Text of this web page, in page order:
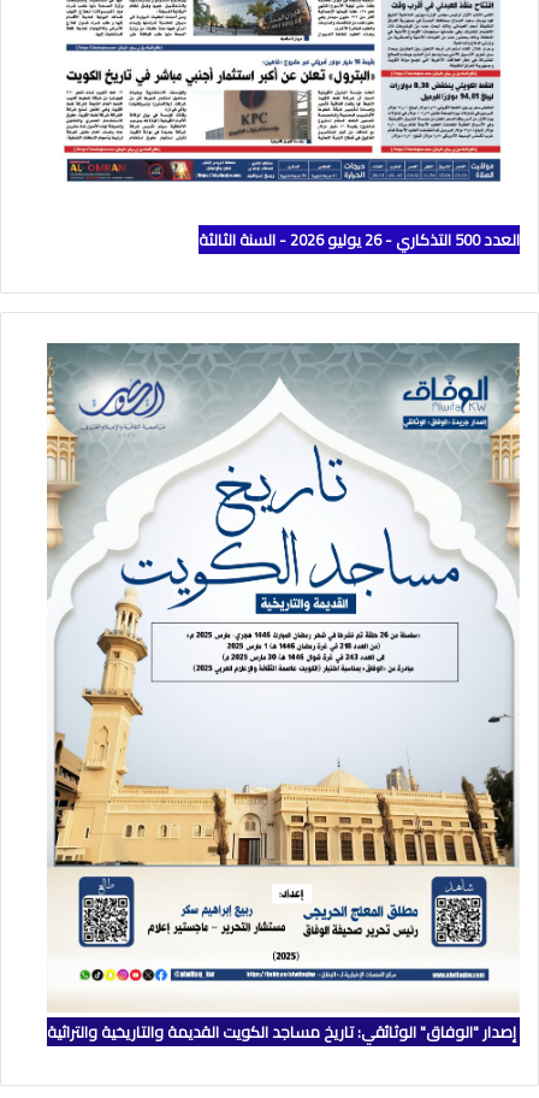
العدد 500 التذكاري - 26 يوليو 2026 - السنة الثالثة
إصدار "الوفاق" الوثائقي: تاريخ مساجد الكويت القديمة والتاريخية والتراثية